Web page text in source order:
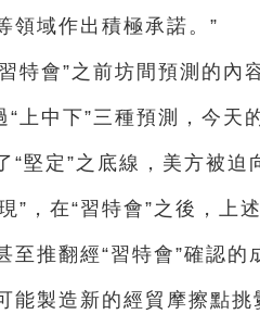
領域作出積極承諾。”
特會”之前坊間預測的內
“上中下”三種預測，今天
“堅定”之底線，美方被迫
”，在“習特會”之後，上
至推翻經“習特會”確認
能製造新的經貿摩擦點